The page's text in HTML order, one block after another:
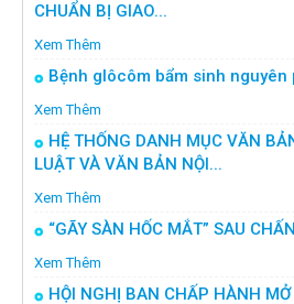
CHUẨN BỊ GIAO...
Xem Thêm
Bệnh glôcôm bẩm sinh nguyên
Xem Thêm
HỆ THỐNG DANH MỤC VĂN
LUẬT VÀ VĂN BẢN NỘI...
Xem Thêm
“GÃY SÀN HỐC MẮT” SAU
Xem Thêm
HỘI NGHỊ BAN CHẤP HÀNH